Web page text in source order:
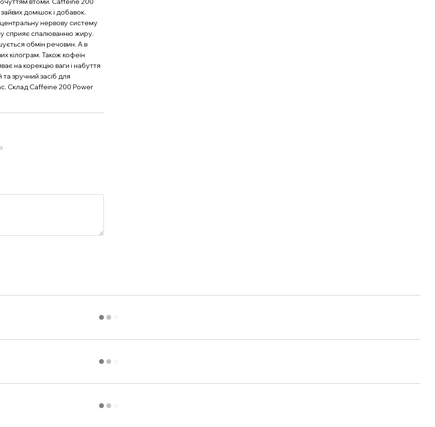
домішок і добавок.
нервову систему
сприяє спалюванню жиру.
обмін речовин. А в
кілограм. Також кофеїн
на корекцію ваги і набуття
зручний засіб для
Склад Caffeine 200 Power